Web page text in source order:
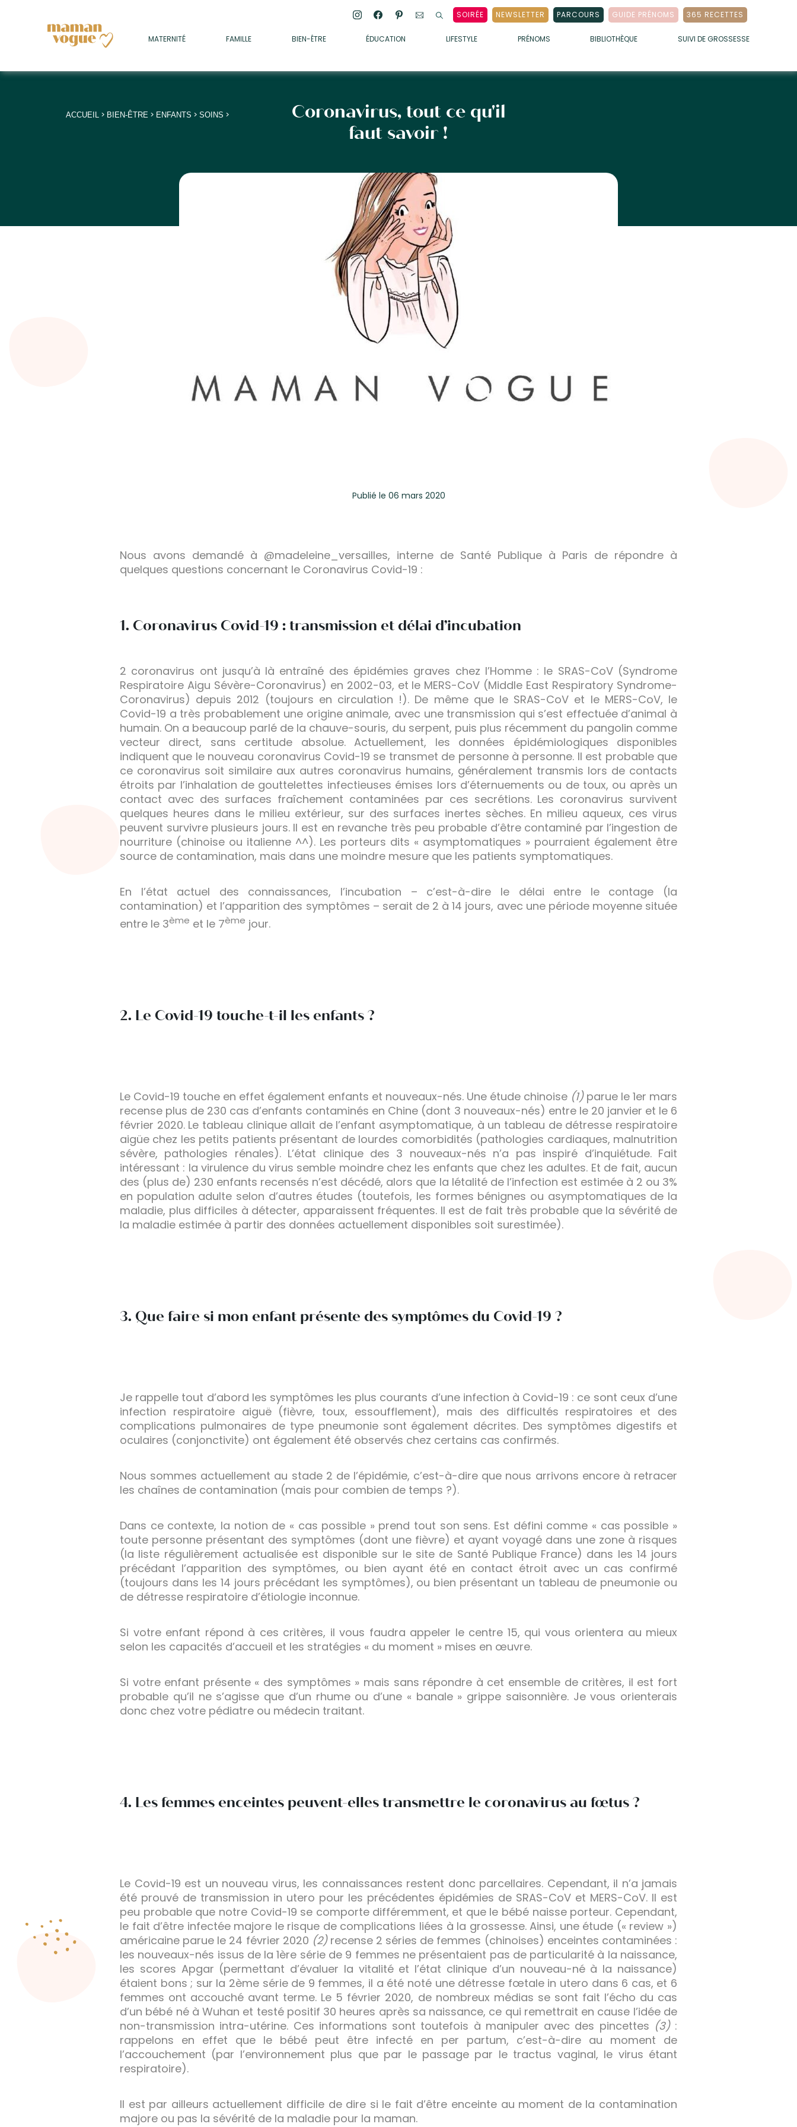
SOIRÉE NEWSLETTER PARCOURS GUIDE PRÉNOMS 365 RECETTES
MATERNITÉ FAMILLE BIEN-ÊTRE ÉDUCATION LIFESTYLE PRÉNOMS BIBLIOTHÈQUE SUIVI DE GROSSESSE
• SOMMEIL
• MÉDECINE DOUCE
• SOINS
+
+
ACCUEIL > BIEN-ÊTRE > ENFANTS >SOINS >
Coronavirus, tout ce qu'il
faut savoir !
Publié le 06 mars 2020
Nous avons demandé à @madeleine_versailles, interne de Santé Publique à Paris de répondre à
quelques questions concernant le Coronavirus Covid-19 :
1. Coronavirus Covid-19 : transmission et délai d’incubation
2 coronavirus ont jusqu’à là entraîné des épidémies graves chez l’Homme : le SRAS-CoV (Syndrome
Respiratoire Aigu Sévère-Coronavirus) en 2002-03, et le MERS-CoV (Middle East Respiratory Syndrome-
Coronavirus) depuis 2012 (toujours en circulation !). De même que le SRAS-CoV et le MERS-CoV, le
Covid-19 a très probablement une origine animale, avec une transmission qui s’est effectuée d’animal à
humain. On a beaucoup parlé de la chauve-souris, du serpent, puis plus récemment du pangolin comme
vecteur direct, sans certitude absolue. Actuellement, les données épidémiologiques disponibles
indiquent que le nouveau coronavirus Covid-19 se transmet de personne à personne. Il est probable que
ce coronavirus soit similaire aux autres coronavirus humains, généralement transmis lors de contacts
étroits par l’inhalation de gouttelettes infectieuses émises lors d’éternuements ou de toux, ou après un
contact avec des surfaces fraîchement contaminées par ces secrétions. Les coronavirus survivent
quelques heures dans le milieu extérieur, sur des surfaces inertes sèches. En milieu aqueux, ces virus
peuvent survivre plusieurs jours. Il est en revanche très peu probable d’être contaminé par l’ingestion de
nourriture (chinoise ou italienne ^^). Les porteurs dits « asymptomatiques » pourraient également être
source de contamination, mais dans une moindre mesure que les patients symptomatiques.
En l’état actuel des connaissances, l’incubation – c’est-à-dire le délai entre le contage (la
contamination) et l’apparition des symptômes – serait de 2 à 14 jours, avec une période moyenne située
entre le 3ème et le 7ème jour.
2. Le Covid-19 touche-t-il les enfants ?
Le Covid-19 touche en effet également enfants et nouveaux-nés. Une étude chinoise (1)parue le 1er mars
recense plus de 230 cas d’enfants contaminés en Chine (dont 3 nouveaux-nés) entre le 20 janvier et le 6
février 2020. Le tableau clinique allait de l’enfant asymptomatique, à un tableau de détresse respiratoire
aigüe chez les petits patients présentant de lourdes comorbidités (pathologies cardiaques, malnutrition
sévère, pathologies rénales). L’état clinique des 3 nouveaux-nés n’a pas inspiré d’inquiétude. Fait
intéressant : la virulence du virus semble moindre chez les enfants que chez les adultes. Et de fait, aucun
des (plus de) 230 enfants recensés n’est décédé, alors que la létalité de l’infection est estimée à 2 ou 3%
en population adulte selon d’autres études (toutefois, les formes bénignes ou asymptomatiques de la
maladie, plus difficiles à détecter, apparaissent fréquentes. Il est de fait très probable que la sévérité de
la maladie estimée à partir des données actuellement disponibles soit surestimée).
3. Que faire si mon enfant présente des symptômes du Covid-19 ?
Je rappelle tout d’abord les symptômes les plus courants d’une infection à Covid-19 : ce sont ceux d’une
infection respiratoire aiguë (fièvre, toux, essoufflement), mais des difficultés respiratoires et des
complications pulmonaires de type pneumonie sont également décrites. Des symptômes digestifs et
oculaires (conjonctivite) ont également été observés chez certains cas confirmés.
Nous sommes actuellement au stade 2 de l’épidémie, c’est-à-dire que nous arrivons encore à retracer
les chaînes de contamination (mais pour combien de temps ?).
Dans ce contexte, la notion de « cas possible » prend tout son sens. Est défini comme « cas possible »
toute personne présentant des symptômes (dont une fièvre) et ayant voyagé dans une zone à risques
(la liste régulièrement actualisée est disponible sur le site de Santé Publique France) dans les 14 jours
précédant l’apparition des symptômes, ou bien ayant été en contact étroit avec un cas confirmé
(toujours dans les 14 jours précédant les symptômes), ou bien présentant un tableau de pneumonie ou
de détresse respiratoire d’étiologie inconnue.
Si votre enfant répond à ces critères, il vous faudra appeler le centre 15, qui vous orientera au mieux
selon les capacités d’accueil et les stratégies « du moment » mises en œuvre.
Si votre enfant présente « des symptômes » mais sans répondre à cet ensemble de critères, il est fort
probable qu’il ne s’agisse que d’un rhume ou d’une « banale » grippe saisonnière. Je vous orienterais
donc chez votre pédiatre ou médecin traitant.
4. Les femmes enceintes peuvent-elles transmettre le coronavirus au fœtus ?
Le Covid-19 est un nouveau virus, les connaissances restent donc parcellaires. Cependant, il n’a jamais
été prouvé de transmission in utero pour les précédentes épidémies de SRAS-CoV et MERS-CoV. Il est
peu probable que notre Covid-19 se comporte différemment, et que le bébé naisse porteur. Cependant,
le fait d’être infectée majore le risque de complications liées à la grossesse. Ainsi, une étude (« review »)
américaine parue le 24 février 2020 (2)recense 2 séries de femmes (chinoises) enceintes contaminées :
les nouveaux-nés issus de la 1ère série de 9 femmes ne présentaient pas de particularité à la naissance,
les scores Apgar (permettant d’évaluer la vitalité et l’état clinique d’un nouveau-né à la naissance)
étaient bons ; sur la 2ème série de 9 femmes, il a été noté une détresse fœtale in utero dans 6 cas, et 6
femmes ont accouché avant terme. Le 5 février 2020, de nombreux médias se sont fait l’écho du cas
d’un bébé né à Wuhan et testé positif 30 heures après sa naissance, ce qui remettrait en cause l’idée de
non-transmission intra-utérine. Ces informations sont toutefois à manipuler avec des pincettes (3):
rappelons en effet que le bébé peut être infecté en per partum, c’est-à-dire au moment de
l’accouchement (par l’environnement plus que par le passage par le tractus vaginal, le virus étant
respiratoire).
Il est par ailleurs actuellement difficile de dire si le fait d’être enceinte au moment de la contamination
majore ou pas la sévérité de la maladie pour la maman.